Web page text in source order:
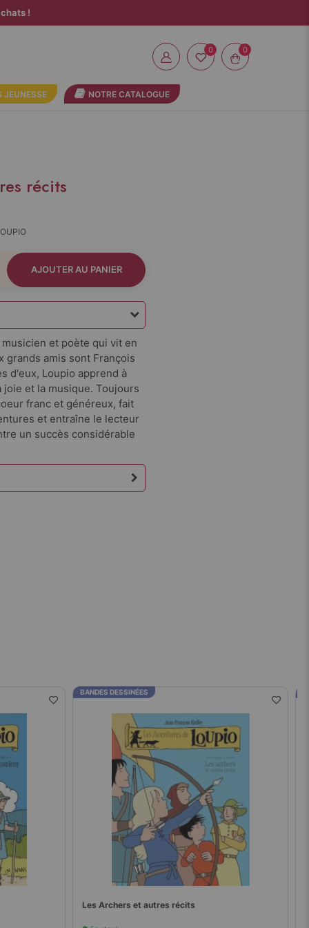
!
0
JEUNESSE NOTRE CATALOGUE
récits
AJOUTER AU PANIER
et poète qui vit en
grands amis sont François
d'eux, Loupio apprend à
et la musique. Toujours
franc et généreux, fait
et entraîne le lecteur
un succès considérable
BANDES DESSINÉES
Les Archers et autres récits